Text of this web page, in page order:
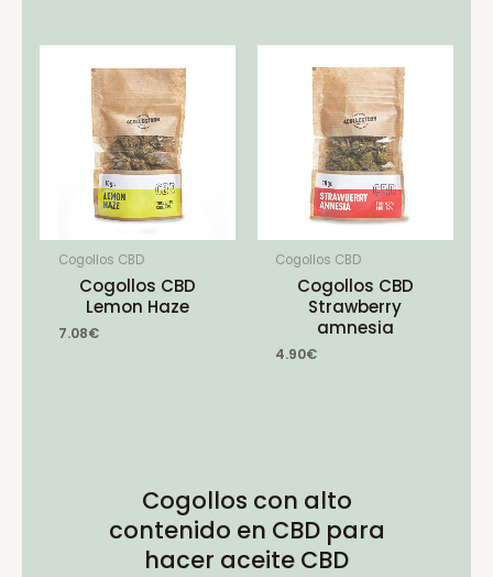
Cogollos CBD
Cogollos CBD
Lemon Haze
7.08€
Cogollos CBD
Cogollos CBD
Strawberry
amnesia
4.90€
Cogollos con alto
contenido en CBD para
hacer aceite CBD